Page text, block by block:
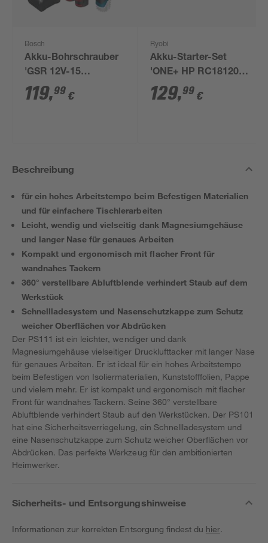
Bosch
Akku-Bohrschrauber
'GSR 12V-15
Professional' mit 2
Akkus, Tasche und
119,99 €
Ryobi
Akku-Starter-Set
'ONE+ HP RC18120-
150X' 18 V 5,0 Ah mit
Akku und Ladegerät
129,99 €
Beschreibung
für ein hohes Arbeitstempo beim Befestigen Materialien
und für einfachere Tischlerarbeiten
Leicht, wendig und vielseitig dank Magnesiumgehäuse
und langer Nase für genaues Arbeiten
Kompakt und ergonomisch mit flacher Front für
wandnahes Tackern
360° verstellbare Abluftblende verhindert Staub auf dem
Werkstück
Schnellladesystem und Nasenschutzkappe zum Schutz
weicher Oberflächen vor Abdrücken
Der PS111 ist ein leichter, wendiger und dank
Magnesiumgehäuse vielseitiger Drucklufttacker mit langer Nase
für genaues Arbeiten. Er ist ideal für ein hohes Arbeitstempo
beim Befestigen von Isoliermaterialien, Kunststofffolien, Pappe
und vielem mehr. Er ist kompakt und ergonomisch mit flacher
Front für wandnahes Tackern. Seine 360° verstellbare
Abluftblende verhindert Staub auf den Werkstücken. Der PS101
hat eine Sicherheitsverriegelung, ein Schnellladesystem und
eine Nasenschutzkappe zum Schutz weicher Oberflächen vor
Abdrücken. Das perfekte Werkzeug für den ambitionierten
Heimwerker.
Sicherheits- und Entsorgungshinweise
Informationen zur korrekten Entsorgung findest du hier.